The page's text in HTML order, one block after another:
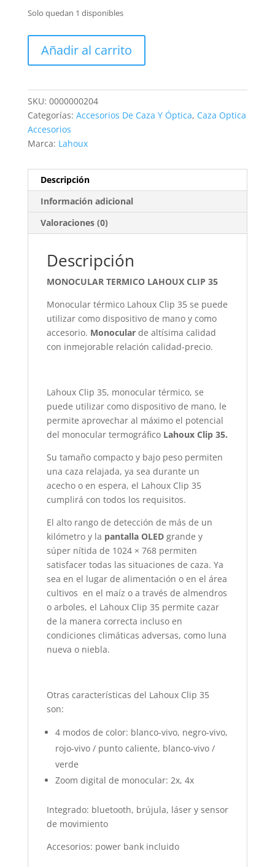
Solo quedan 1 disponibles
TERMICO
35
cantidad
Añadir al carrito
SKU: 0000000204
Categorías: Accesorios De Caza Y Óptica, Caza Optica
Accesorios
Marca: Lahoux
Descripción
Información adicional
Valoraciones (0)
Descripción
MONOCULAR TERMICO LAHOUX CLIP 35
Monocular térmico Lahoux Clip 35 se puede
utilizar como dispositivo de mano y como
accesorio. Monocular de altísima calidad
con inmejorable relación calidad-precio.
Lahoux Clip 35, monocular térmico, se
puede utilizar como dispositivo de mano, le
permite aprovechar al máximo el potencial
del monocular termográficoLahoux Clip 35.
Su tamaño compacto y bajo peso permiten
una caza relajada, ya sea durante un
acecho o en espera, el Lahoux Clip 35
cumplirá con todos los requisitos.
El alto rango de detección de más de un
kilómetro y la pantalla OLEDgrande y
súper nítida de 1024 × 768 permiten
satisfacer todas las situaciones de caza. Ya
sea en el lugar de alimentación o en el área
cultivos en el maíz o a través de almendros
o arboles, el Lahoux Clip 35 permite cazar
de la manera correcta incluso en
condiciones climáticas adversas, como luna
nueva o niebla.
Otras características del Lahoux Clip 35
son:
4 modos de color: blanco-vivo, negro-vivo,
rojo-vivo / punto caliente, blanco-vivo /
verde
Zoom digital de monocular: 2x, 4x
Integrado: bluetooth, brújula, láser y sensor
de movimiento
Accesorios: power bank incluido